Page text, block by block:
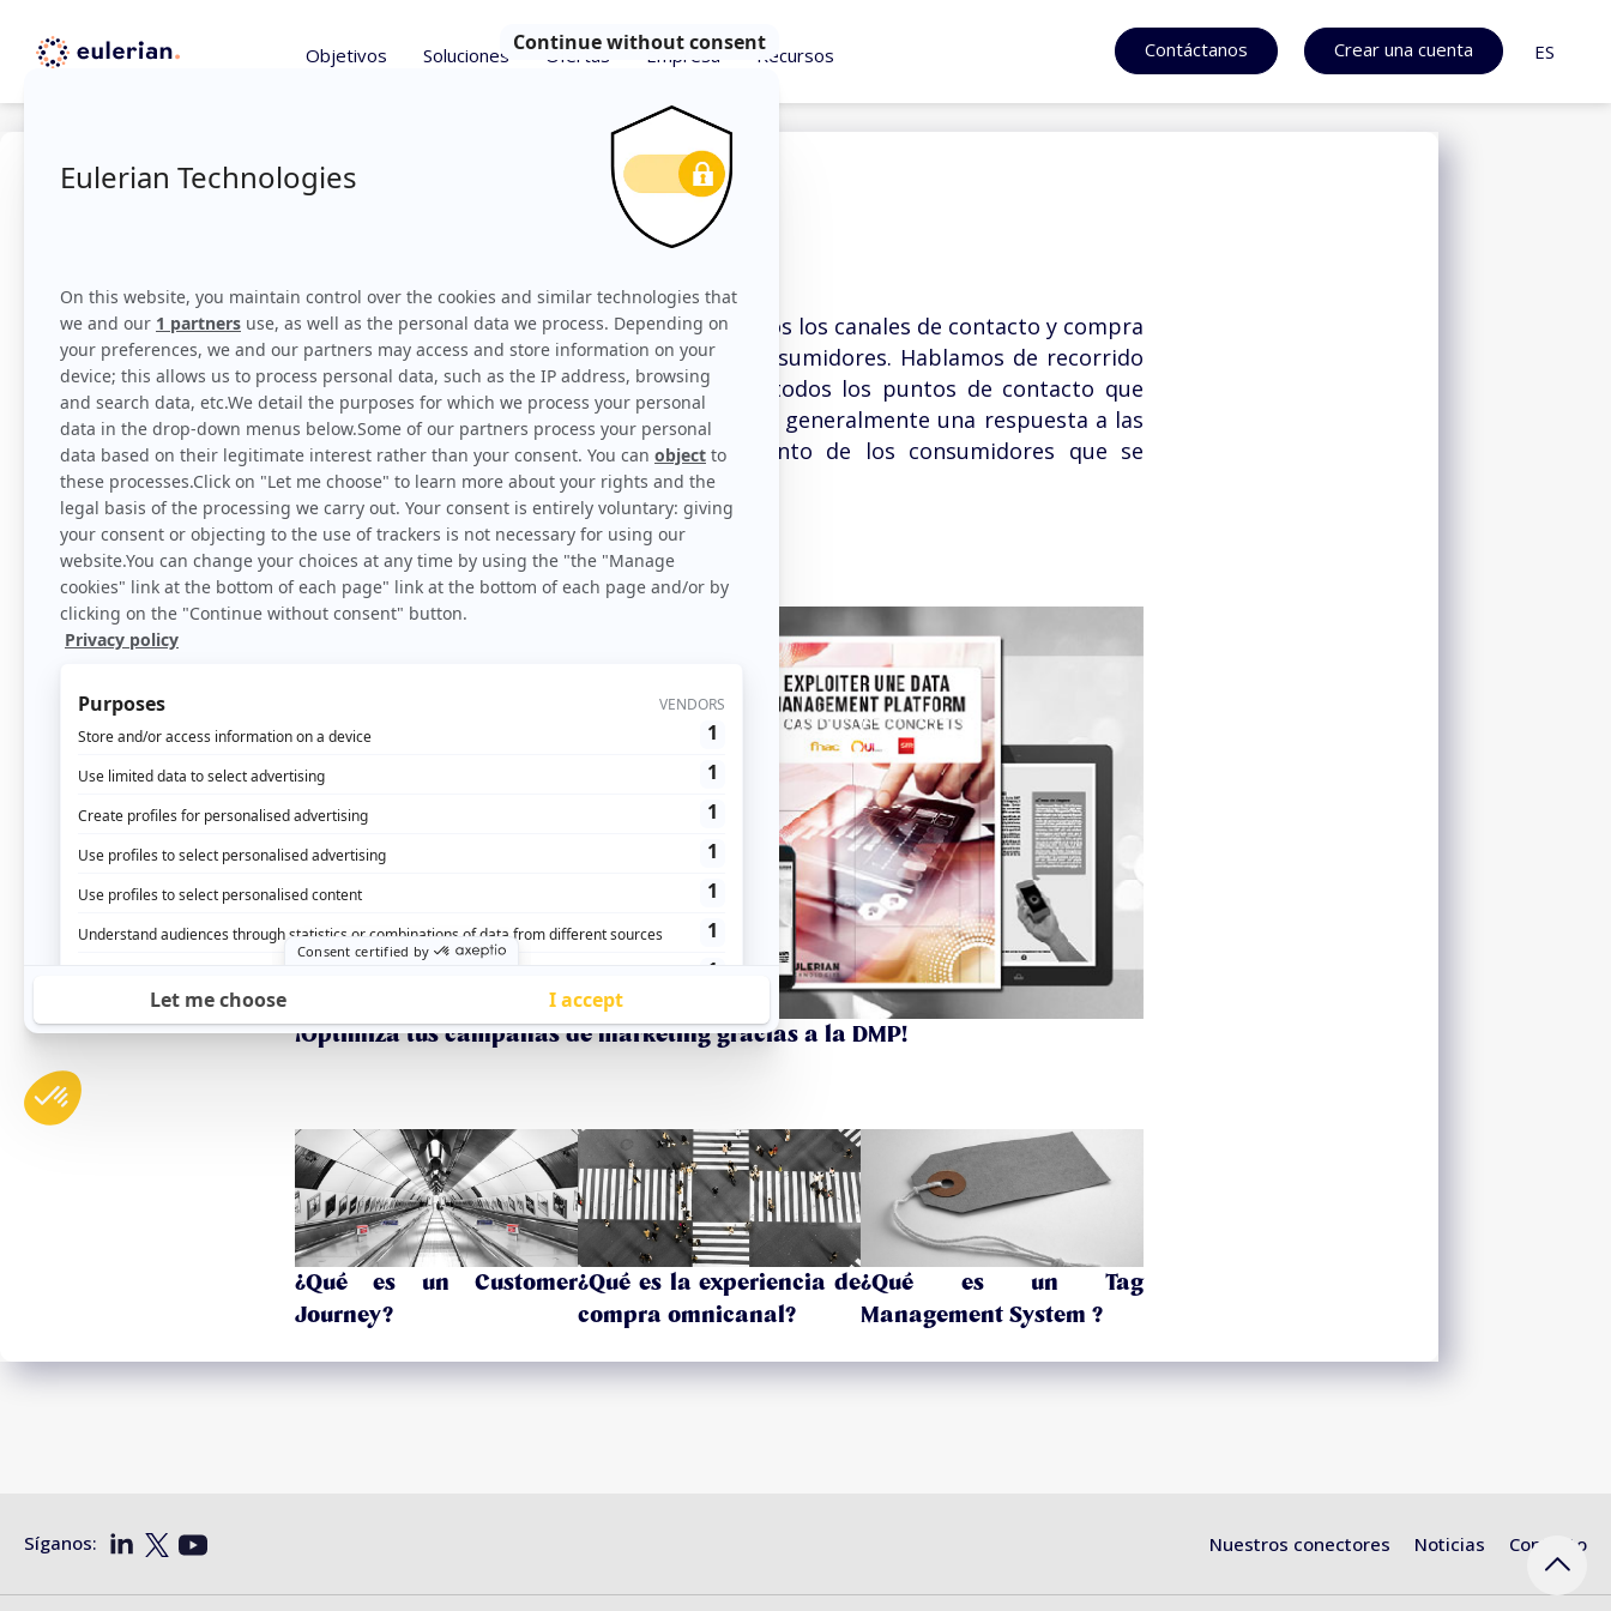
Objetivos Soluciones Ofertas Empresa Recursos Contáctanos Crear una cuenta ES
Omnicanal
El concepto de omnicanalidad se refiere a todos los canales de contacto y compra
que una marca pone a disposición de los consumidores. Hablamos de recorrido
de cliente o Customer Journey para evocar todos los puntos de contacto que
llevan a la venta. Una estrategia omnicanal es generalmente una respuesta a las
expectativas y cambios en el comportamiento de los consumidores que se
convierten en omniconsumidores.
Saber más
¡Optimiza tus campañas de marketing gracias a la DMP!
¿Qué es un Customer
Journey?
¿Qué es la experiencia de
compra omnicanal?
¿Qué es un Tag
Management System ?
Síganos: Nuestros conectores Noticias Contacto